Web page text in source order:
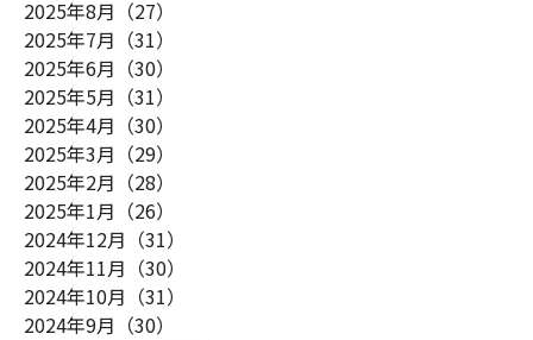
2025年8月（27）
2025年7月（31）
2025年6月（30）
2025年5月（31）
2025年4月（30）
2025年3月（29）
2025年2月（28）
2025年1月（26）
2024年12月（31）
2024年11月（30）
2024年10月（31）
2024年9月（30）